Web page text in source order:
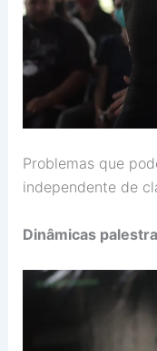
Problemas que
independente de
Dinâmicas